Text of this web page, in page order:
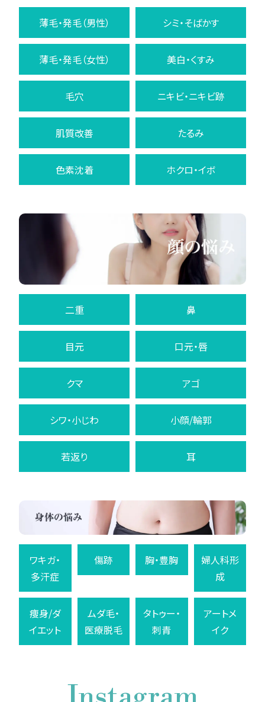
薄毛・発毛（男性） シミ・そばかす
薄毛・発毛（女性） 美白・くすみ
毛穴 ニキビ・ニキビ跡
肌質改善 たるみ
色素沈着 ホクロ・イボ
二重 鼻
目元 口元・唇
クマ アゴ
シワ・小じわ 小顔/輪郭
若返り 耳
ワキガ・
多汗症
傷跡 胸・豊胸
婦人科形
成
痩身/ダ
イエット
ムダ毛・
医療脱毛
タトゥー・
刺青
アートメ
イク